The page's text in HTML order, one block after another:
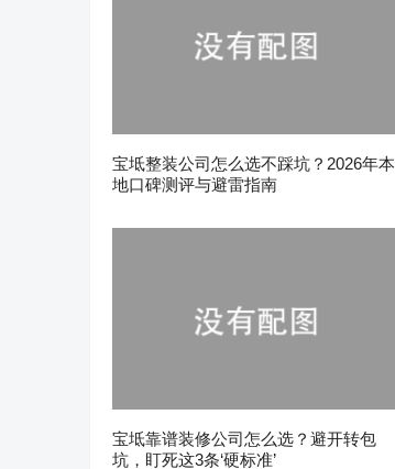
宝坻整装公司怎么选不踩坑？2026年本
地口碑测评与避雷指南
宝坻靠谱装修公司怎么选？避开转包
坑，盯死这3条‘硬标准’